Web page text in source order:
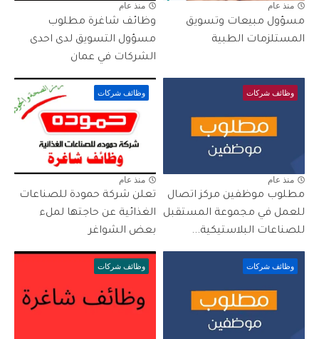
منذ عام
مسؤول مبيعات وتسويق
المستلزمات الطبية
منذ عام
وظائف شاغرة مطلوب
مسؤول التسويق لدى احدى
الشركات في عمان
وظائف شركات
منذ عام
مطلوب موظفين مركز اتصال
للعمل في مجموعة المستقبل
للصناعات البلاستيكية...
وظائف شركات
منذ عام
تعلن شركة حمودة للصناعات
الغذائية عن حاجتها لملء
بعض الشواغر
وظائف شركات وظائف شركات